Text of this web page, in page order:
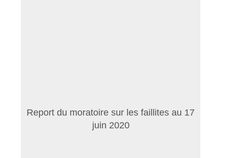
Report du moratoire sur les faillites au 17
juin 2020